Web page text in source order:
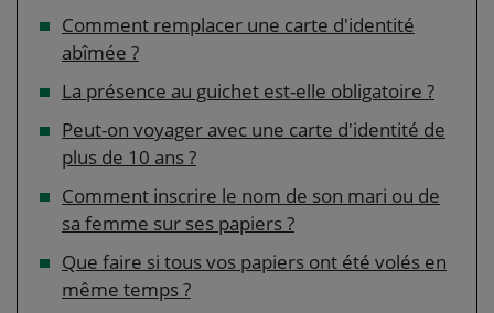
Comment remplacer une carte d'identité
abîmée ?
La présence au guichet est-elle obligatoire ?
Peut-on voyager avec une carte d'identité de
plus de 10 ans ?
Comment inscrire le nom de son mari ou de
sa femme sur ses papiers ?
Que faire si tous vos papiers ont été volés en
même temps ?